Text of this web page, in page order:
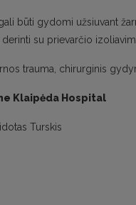
būti gydomi užsiuvant
su prievarčio
trauma, chirurginis
Klaipėda Hospital
Turskis